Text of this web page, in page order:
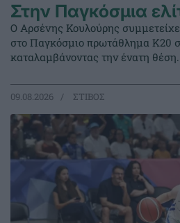
Στην Παγκόσμια
Ο Αρσένης Κουλούρης
στο Παγκόσμιο πρωτάθλημα Κ20
καταλαμβάνοντας την ένατη θέση.
09.08.2026 ΣΤΙΒΟΣ